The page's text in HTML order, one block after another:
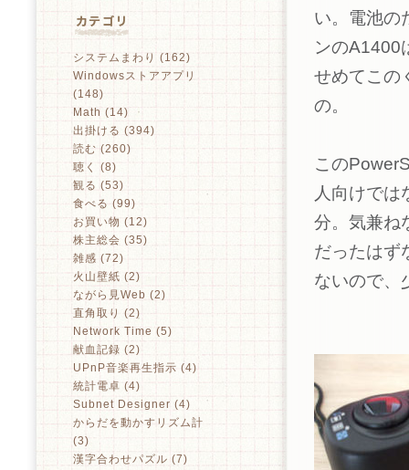
システムまわり (162)
Windowsストアアプリ
(148)
Math (14)
出掛ける (394)
読む (260)
聴く (8)
観る (53)
食べる (99)
お買い物 (12)
株主総会 (35)
雑感 (72)
火山壁紙 (2)
ながら見Web (2)
直角取り (2)
Network Time (5)
献血記録 (2)
UPnP音楽再生指示 (4)
統計電卓 (4)
Subnet Designer (4)
からだを動かすリズム計
(3)
漢字合わせパズル (7)
い。電池の
ンのA1400
せめてこの
の。
この
人向けでは
分。気兼ね
だったはず
ないので、